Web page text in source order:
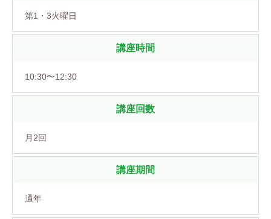
第1・3火曜日
講座時間
10:30〜12:30
講座回数
月2回
講座期間
通年